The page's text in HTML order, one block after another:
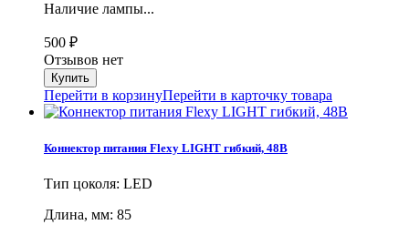
Наличие лампы...
500 ₽
Отзывов нет
Перейти в корзинуПерейти в карточку товара
Коннектор питания Flexy LIGHT гибкий, 48В
Тип цоколя: LED
Длина, мм: 85